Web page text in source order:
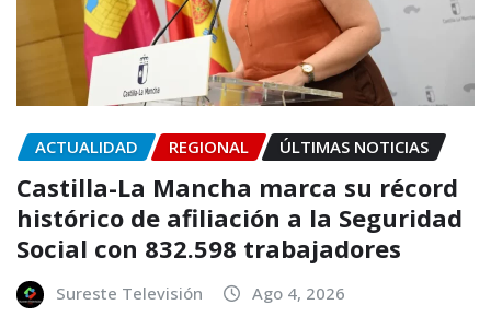
ACTUALIDAD REGIONAL ÚLTIMAS NOTICIAS
Castilla-La Mancha marca su récord
histórico de afiliación a la Seguridad
Social con 832.598 trabajadores
Sureste Televisión Ago 4, 2026